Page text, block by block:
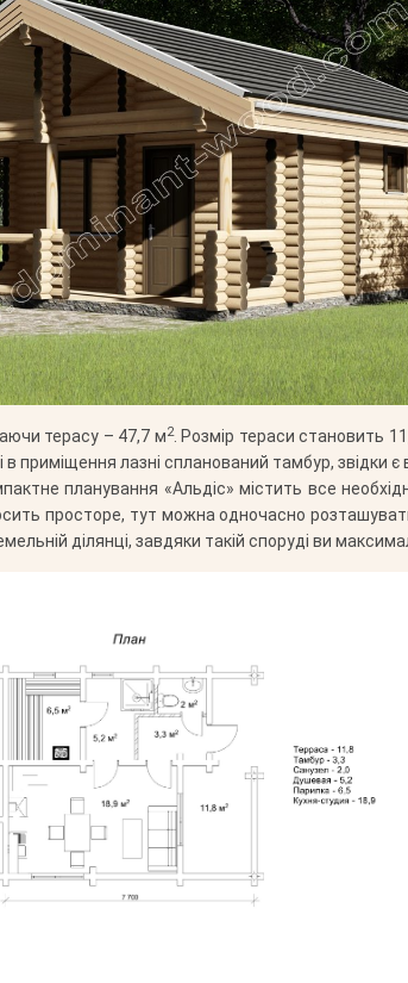
терасу – 47,7 м2. Розмір тераси становить
приміщення лазні спланований тамбур, звідки
планування «Альдіс» містить все
просторе, тут можна одночасно
ділянці, завдяки такій споруді ви